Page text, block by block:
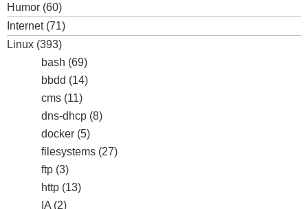
Humor (60)
Internet(71)
Linux (393)
bash (69)
bbdd (14)
cms (11)
dns-dhcp (8)
docker (5)
filesystems (27)
ftp (3)
http (13)
IA (2)